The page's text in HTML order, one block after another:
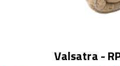
Valsatra -